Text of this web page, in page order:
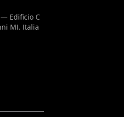
Edificio C
MI, Italia